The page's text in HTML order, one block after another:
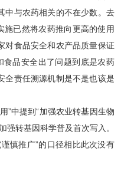
中与农药相关的不在少数。去
施已然将农药推向更高的使用
对食品安全和农产品质量保证
食品安全出了问题到底是农药
全责任溯源机制是不是也该是
中提到“加强农业转基因生物
强转基因科学普及首次写入。
慎推广”的口径相比此次没有